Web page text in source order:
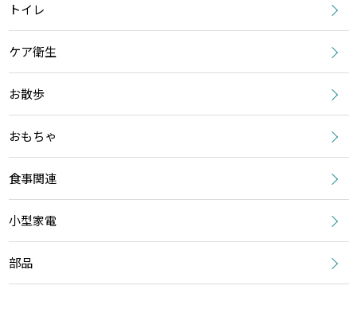
トイレ
ケア衛生
お散歩
おもちゃ
食事関連
小型家電
部品